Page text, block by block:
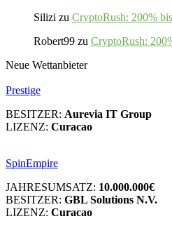
Silizi zu CryptoRush: 200%
Robert99 zu CryptoRush:
Neue Wettanbieter
Prestige
BESITZER: Aurevia IT Group
LIZENZ: Curacao
SpinEmpire
JAHRESUMSATZ: 10.000.000€
BESITZER: GBL Solutions N.V.
LIZENZ: Curacao